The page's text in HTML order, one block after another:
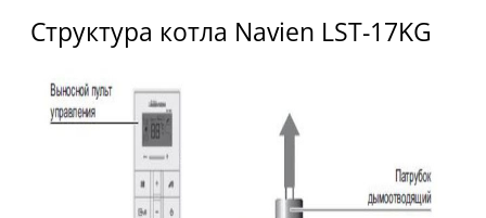
Структура котла Navien LST-17KG